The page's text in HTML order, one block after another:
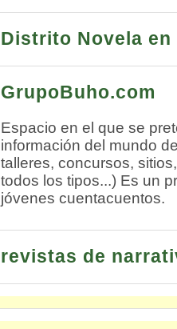
Distrito Novela en
GrupoBuho.com
Espacio en el que se
información del mundo
talleres, concursos,
todos los tipos...) Es un
jóvenes cuentacuentos.
revistas de